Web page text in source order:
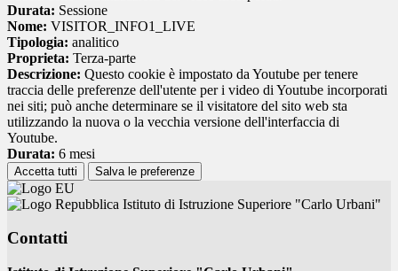
Durata: Sessione
Nome: VISITOR_INFO1_LIVE
Tipologia: analitico
Proprieta: Terza-parte
Descrizione: Questo cookie è impostato da Youtube per tenere
traccia delle preferenze dell'utente per i video di Youtube incorporati
nei siti; può anche determinare se il visitatore del sito web sta
utilizzando la nuova o la vecchia versione dell'interfaccia di
Youtube.
Durata: 6 mesi
Accetta tutti Salva le preferenze
Istituto di Istruzione Superiore "Carlo Urbani"
Contatti